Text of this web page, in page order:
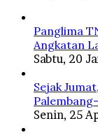
Panglima
Angkatan
Sabtu, 20
Sejak
Senin, 25